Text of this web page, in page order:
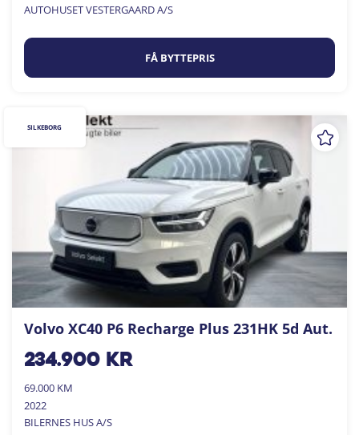
AUTOHUSET VESTERGAARD A/S
FÅ BYTTEPRIS
Volvo XC40 P6 Recharge Plus 231HK 5d Aut.
234.900kr
69.000 KM
2022
BILERNES HUS A/S
SILKEBORG